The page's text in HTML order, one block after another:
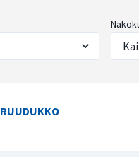
RUUDUKKO